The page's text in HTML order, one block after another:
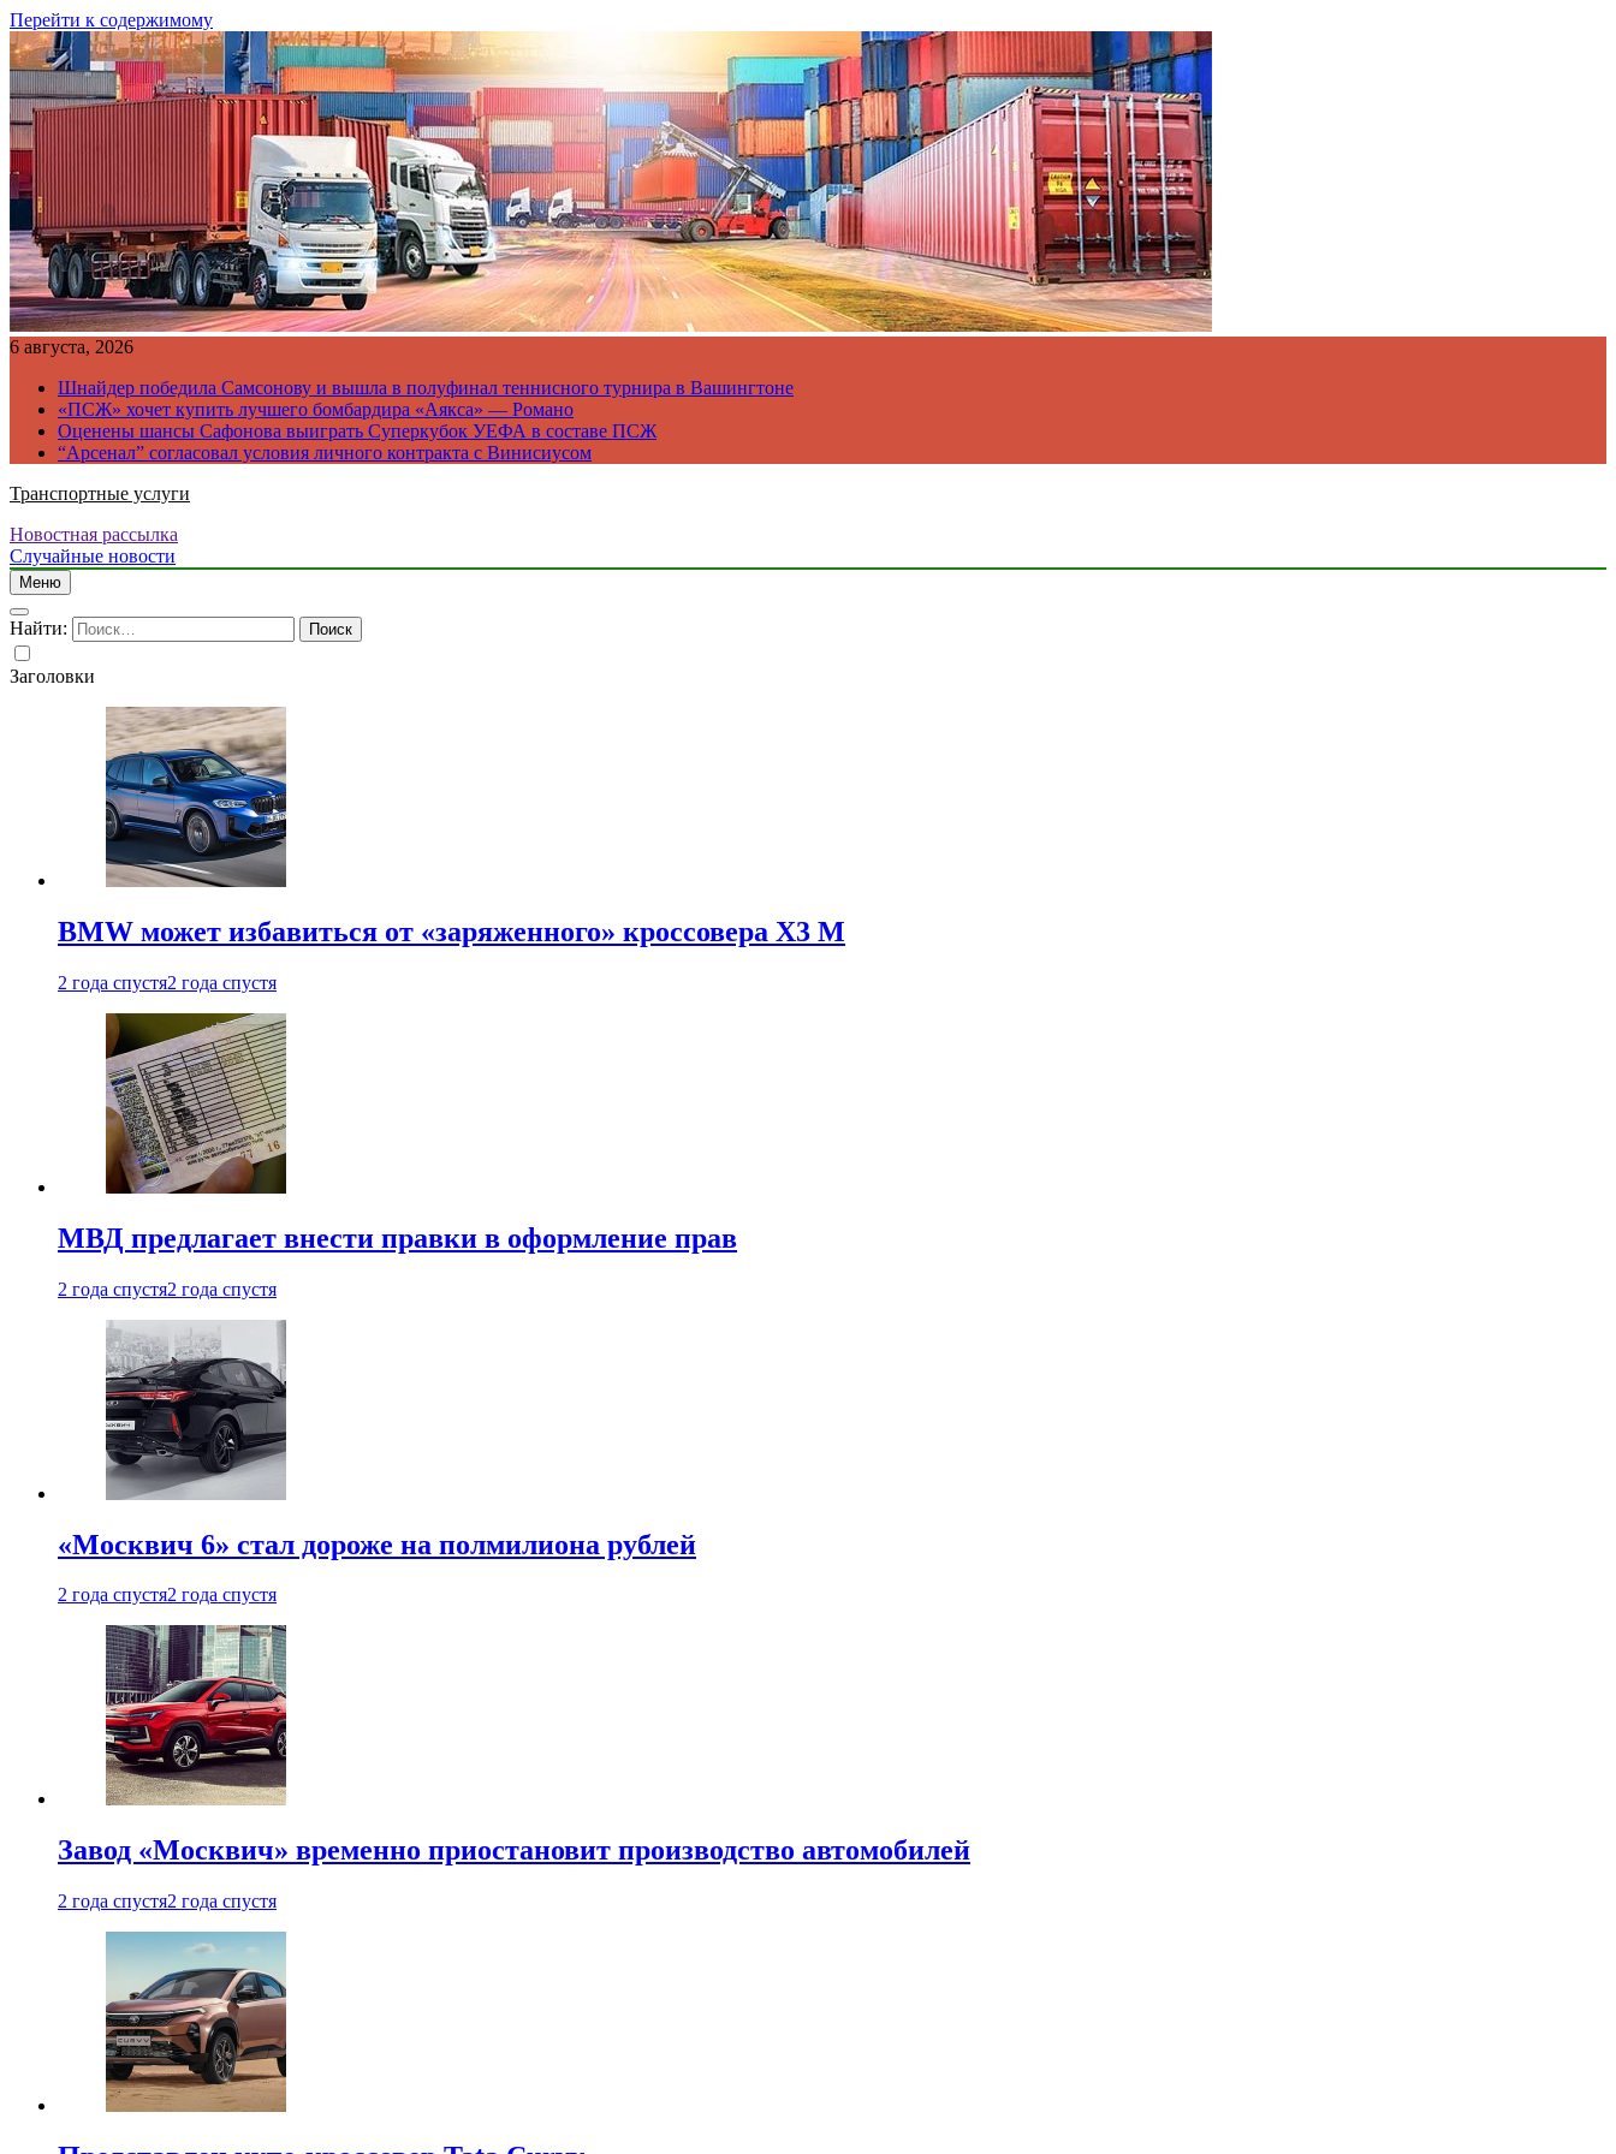
Перейти к содержимому
6 августа, 2026
Шнайдер победила Самсонову и вышла в полуфинал теннисного турнира в Вашингтоне
«ПСЖ» хочет купить лучшего бомбардира «Аякса» — Романо
Оценены шансы Сафонова выиграть Суперкубок УЕФА в составе ПСЖ
“Арсенал” согласовал условия личного контракта с Винисиусом
Транспортные услуги
Новостная рассылка
Случайные новости
Меню
Найти:
Заголовки
BMW может избавиться от «заряженного» кроссовера X3 M
2 года спустя2 года спустя
МВД предлагает внести правки в оформление прав
2 года спустя2 года спустя
«Москвич 6» стал дороже на полмилиона рублей
2 года спустя2 года спустя
Завод «Москвич» временно приостановит производство автомобилей
2 года спустя2 года спустя